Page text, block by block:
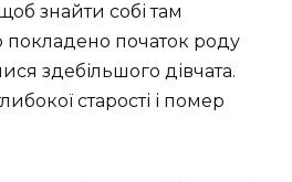
знайти собі там
початок роду
здебільшого дівчата.
старості і помер